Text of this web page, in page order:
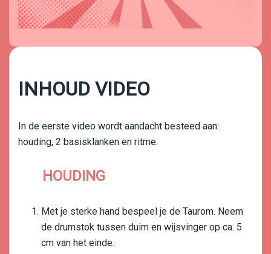
INHOUD VIDEO
In de eerste video wordt aandacht besteed aan:
houding, 2 basisklanken en ritme.
HOUDING
Met je sterke hand bespeel je de Taurom. Neem
de drumstok tussen duim en wijsvinger op ca. 5
cm van het einde.